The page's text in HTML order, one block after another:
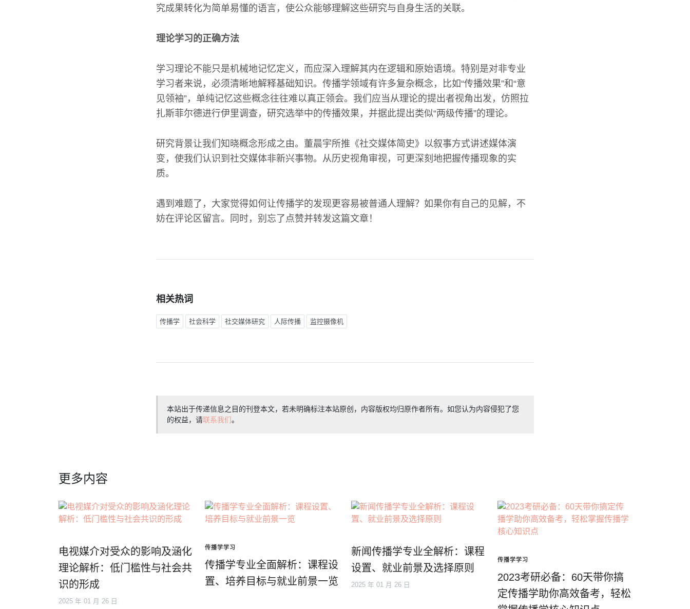
究成果转化为简单易懂的语言，使公众能够理解这些研究与自身生活的关联。
理论学习的正确方法
学习理论不能只是机械地记忆定义，而应深入理解其内在逻辑和原始语境。特别是对非专业
学习者来说，必须清晰地解释基础知识。传播学领域有许多复杂概念，比如“传播效果”和“意
见领袖”，单纯记忆这些概念往往难以真正领会。我们应当从理论的提出者视角出发，仿照拉
扎斯菲尔德进行伊里调查，研究选举中的传播效果，并据此提出类似“两级传播”的理论。
研究背景让我们知晓概念形成之由。董晨宇所推《社交媒体简史》以叙事方式讲述媒体演
变，使我们认识到社交媒体非新兴事物。从历史视角审视，可更深刻地把握传播现象的实
质。
遇到难题了，大家觉得如何让传播学的发现更容易被普通人理解？如果你有自己的见解，不
妨在评论区留言。同时，别忘了点赞并转发这篇文章！
相关热词
传播学 社会科学 社交媒体研究 人际传播 监控摄像机
本站出于传递信息之目的刊登本文，若未明确标注本站原创，内容版权均归原作者所有。如您认为内容侵犯了您
的权益，请联系我们。
更多内容
电视媒介对受众的影响及涵化
理论解析：低门槛性与社会共
识的形成
2025 年 01 月 26 日
传播学学习
传播学专业全面解析：课程设
置、培养目标与就业前景一览
新闻传播学专业全解析：课程
设置、就业前景及选择原则
2025 年 01 月 26 日
传播学学习
2023考研必备：60天带你搞
定传播学助你高效备考，轻松